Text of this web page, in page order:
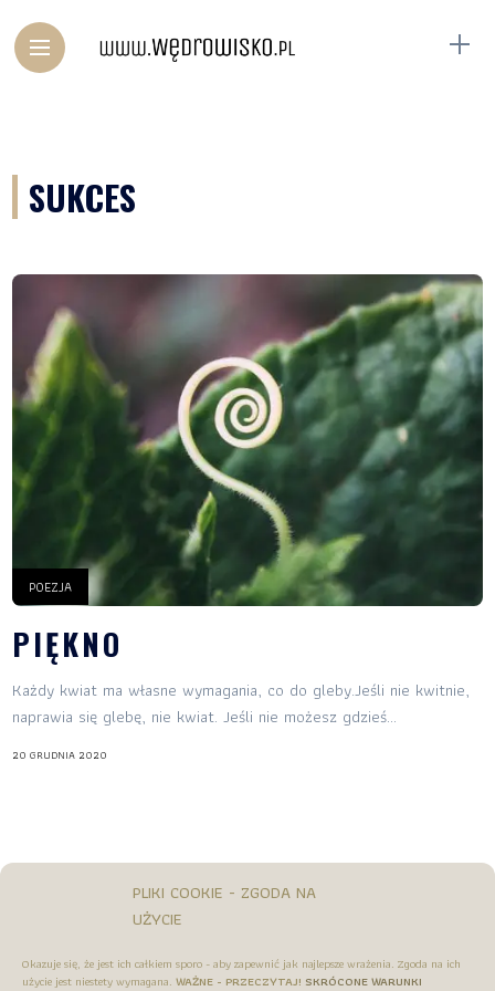
PLIKI COOKIE - ZGODA NA
UŻYCIE
Okazuje się, że jest ich całkiem sporo - aby zapewnić jak najlepsze wrażenia. Zgoda na ich
użycie jest niestety wymagana. WAŻNE - PRZECZYTAJ! SKRÓCONE WARUNKI
SUKCES
POEZJA
PIĘKNO
Każdy kwiat ma własne wymagania, co do gleby.Jeśli nie kwitnie,
naprawia się glebę, nie kwiat. Jeśli nie możesz gdzieś...
20 GRUDNIA 2020